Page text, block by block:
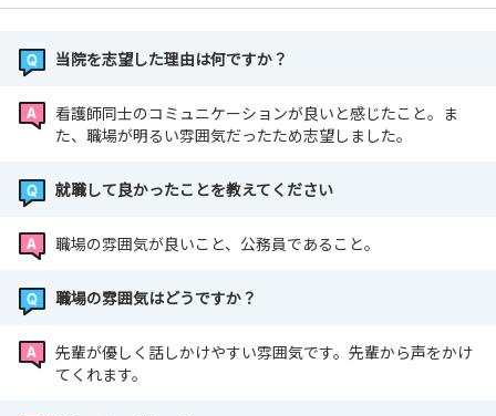
当院を志望した理由は何ですか？
看護師同士のコミュニケーションが良いと感じたこと。ま
た、職場が明るい雰囲気だったため志望しました。
就職して良かったことを教えてください
職場の雰囲気が良いこと、公務員であること。
職場の雰囲気はどうですか？
先輩が優しく話しかけやすい雰囲気です。先輩から声をかけ
てくれます。